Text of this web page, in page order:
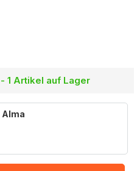
1 Artikel auf Lager
Alma